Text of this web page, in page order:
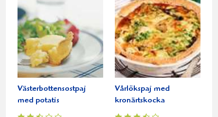
Västerbottensostpaj
med potatis
Vårlökspaj med
kronärtskocka